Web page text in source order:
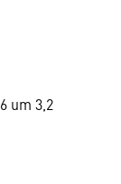
um 3,2